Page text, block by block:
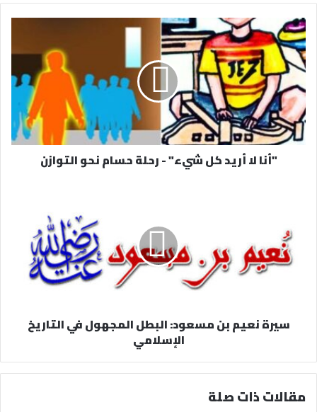
د
ك
ا
ل
ل
ك
ت
ر
"أنا لا أريد كل شيء" - رحلة حسام نحو التوازن
سيرة نعيم بن مسعود: البطل المجهول في التاريخ
الإسلامي
مقالات ذات صلة